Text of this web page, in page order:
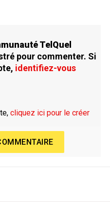
TelQuel
pour commenter. Si
identifiez-vous
cliquez ici pour le créer